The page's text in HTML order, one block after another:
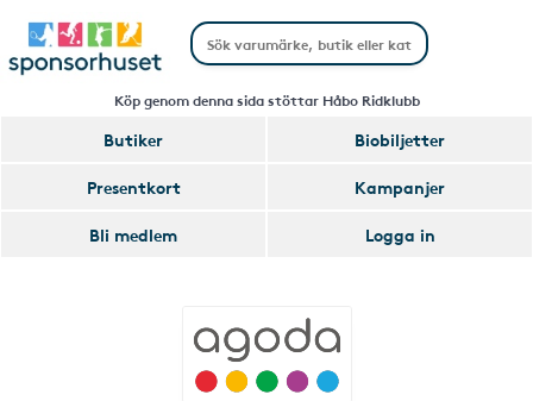
Köp genom denna sida stöttar Håbo Ridklubb
Butiker
Biobiljetter
Presentkort
Kampanjer
Bli medlem
Logga in